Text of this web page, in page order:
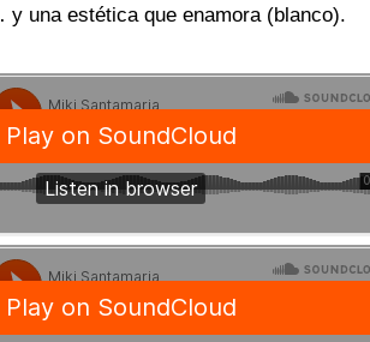
una estética que enamora (blanco).